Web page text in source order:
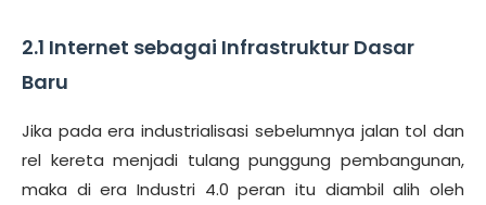
2.1 Internet sebagai Infrastruktur Dasar
Baru
Jika pada era industrialisasi sebelumnya jalan tol dan
rel kereta menjadi tulang punggung pembangunan,
maka di era Industri 4.0 peran itu diambil alih oleh